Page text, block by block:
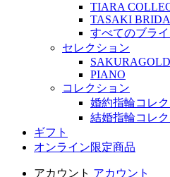
TIARA
TASAKI
すべてのブラ
セレクション
PIANO
コレクション
婚約指輪コレ
結婚指輪コレ
ギフト
オンライン限定商品
アカウント アカウント